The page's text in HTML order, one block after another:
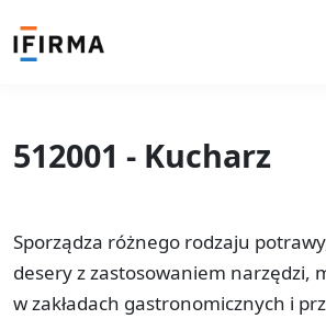
512001 - Kucharz
Sporządza różnego rodzaju
desery z zastosowaniem narzędzi,
w zakładach gastronomicznych i